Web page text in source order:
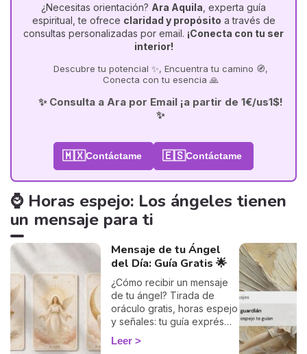
¿Necesitas orientación? Ara Aquila , experta guía
espiritual, te ofrece claridad y propósito a través de
consultas personalizadas por email. ¡Conecta con tu ser
interior!
Descubre tu potencial ✨, Encuentra tu camino 🧭,
Conecta con tu esencia 🙏
✨ Consulta a Ara por Email ¡a partir de 1€/us1$!
✨
🇲🇽Contáctame 🇪🇸Contáctame
⌚ Horas espejo: Los ángeles tienen
un mensaje para ti
Mensaje de tu Ángel
del Día: Guía Gratis 🌟
¿Cómo recibir un mensaje
de tu ángel? Tirada de
oráculo gratis, horas espejo
y señales: tu guía exprés
para descifrar el mensaje
de tus ángeles hoy.
Leer